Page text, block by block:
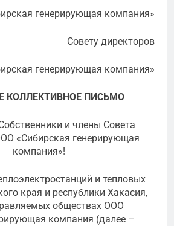
генерирующая компания»
Совету директоров
генерирующая компания»
КОЛЛЕКТИВНОЕ ПИСЬМО
и члены Совета
«Сибирская генерирующая
компания»!
и тепловых
края и республики Хакасия,
обществах ООО
компания (далее –